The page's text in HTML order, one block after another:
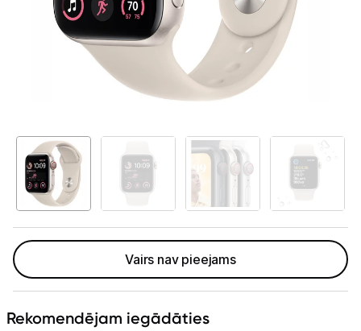
Viedierīces
Viedpulksteņi un aproces
Viedpulksteņi
Fitnesa aproces
Aksesuāri viedpulksteņiem
Droni un piederumi
Izklaide un atpūta
Band
Vairs nav pieejams
Rekomendējam iegādāties